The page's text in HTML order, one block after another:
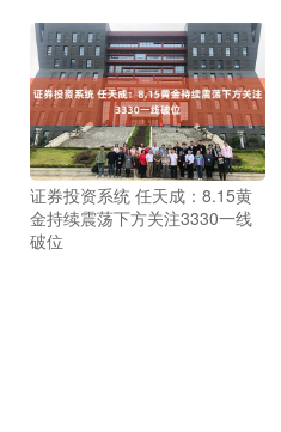
证券投资系统 任天成：8.15黄
金持续震荡下方关注3330一线
破位